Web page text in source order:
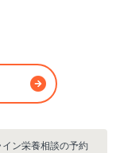
イン栄養相談の予約